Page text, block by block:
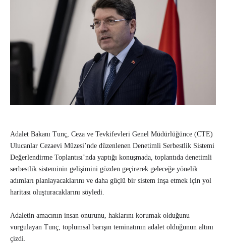
Adalet Bakanı Tunç, Ceza ve Tevkifevleri Genel Müdürlüğünce (CTE)
Ulucanlar Cezaevi Müzesi’nde düzenlenen Denetimli Serbestlik Sistemi
Değerlendirme Toplantısı’nda yaptığı konuşmada, toplantıda denetimli
serbestlik sisteminin gelişimini gözden geçirerek geleceğe yönelik
adımları planlayacaklarını ve daha güçlü bir sistem inşa etmek için yol
haritası oluşturacaklarını söyledi.
Adaletin amacının insan onurunu, haklarını korumak olduğunu
vurgulayan Tunç, toplumsal barışın teminatının adalet olduğunun altını
çizdi.